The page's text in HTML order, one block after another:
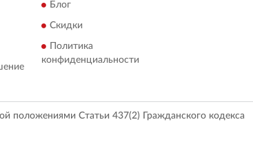
Блог
Скидки
Политика
конфиденциальности
положениями Статьи 437(2) Гражданского кодекса